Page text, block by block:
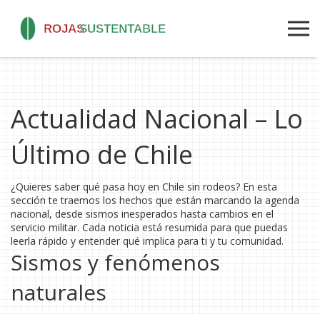
Actualidad Nacional – Lo
Último de Chile
¿Quieres saber qué pasa hoy en Chile sin rodeos? En esta
sección te traemos los hechos que están marcando la agenda
nacional, desde sismos inesperados hasta cambios en el
servicio militar. Cada noticia está resumida para que puedas
leerla rápido y entender qué implica para ti y tu comunidad.
Sismos y fenómenos
naturales